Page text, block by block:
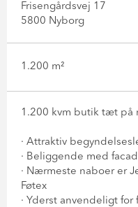
Frisengårdsvej 17
5800 Nyborg
1.200 m²
1.200 kvm butik tæt på
· Attraktiv
· Beliggende med
· Nærmeste naboer er
Føtex
· Yderst anvendeligt